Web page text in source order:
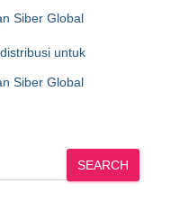
Siber Global
untuk
Siber Global
SEARCH